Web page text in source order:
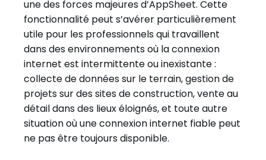
une des forces majeures d’AppSheet. Cette
fonctionnalité peut s’avérer particulièrement
utile pour les professionnels qui travaillent
dans des environnements où la connexion
internet est intermittente ou inexistante :
collecte de données sur le terrain, gestion de
projets sur des sites de construction, vente au
détail dans des lieux éloignés, et toute autre
situation où une connexion internet fiable peut
ne pas être toujours disponible.